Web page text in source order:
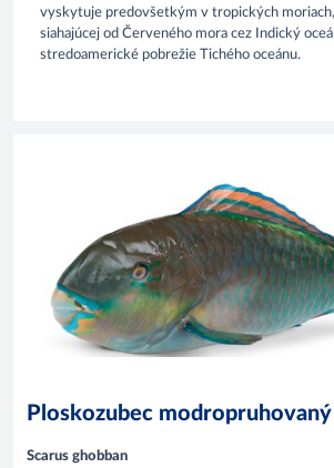
vyskytuje predovšetkým v tropických
siahajúcej od Červeného mora cez Indický
stredoamerické pobrežie Tichého oceánu.
Ploskozubec modropruhovaný
Scarus ghobban